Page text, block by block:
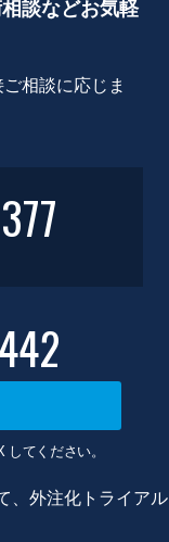
談などお気軽
相談に応じま
てください。
、外注化トライアル